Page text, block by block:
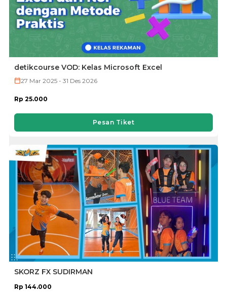
detikcourse VOD: Kelas Microsoft Excel
27 Mar 2025 - 31 Des 2026
Rp 25.000
Pesan Tiket
SKORZ FX SUDIRMAN
Rp 144.000